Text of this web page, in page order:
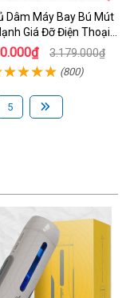
Dâm Máy Bay Bú Mút
Giá Đỡ Điện Thoại
Chính Hãng3.179.000₫
(800)
5